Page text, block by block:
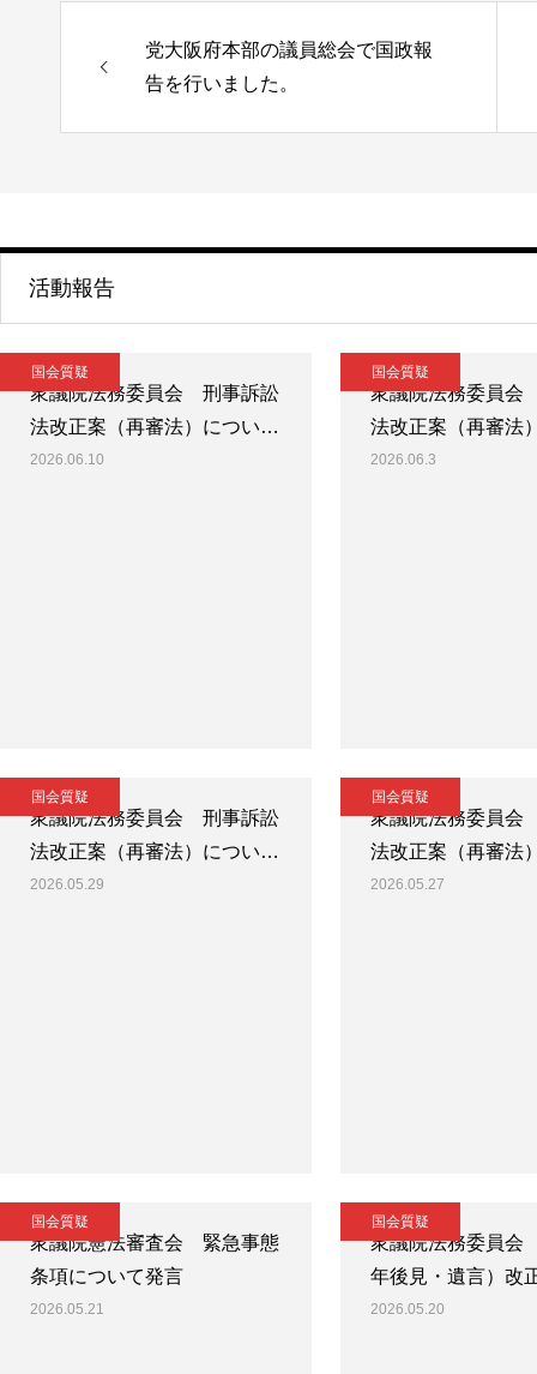
党大阪府本部の議員総会で国政報
告を行いました。
活動報告
国会質疑
衆議院法務委員会 刑事訴訟
法改正案（再審法）につい…
2026.06.10
国会質疑
衆議院法務委員
法改正案（再審法
2026.06.3
国会質疑
衆議院法務委員会 刑事訴訟
法改正案（再審法）につい…
2026.05.29
国会質疑
衆議院法務委員
法改正案（再審法
2026.05.27
国会質疑
衆議院憲法審査会 緊急事態
条項について発言
2026.05.21
国会質疑
衆議院法務委員
年後見・遺言）改
2026.05.20